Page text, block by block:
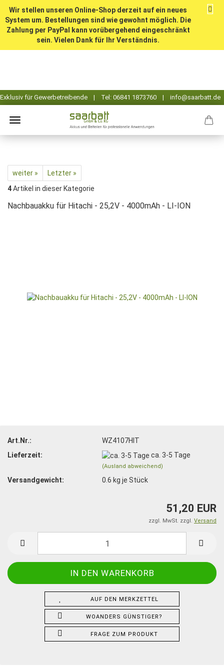
Wir stellen unseren Online-Shop derzeit auf ein neues
System um. Bestellungen sind wie gewohnt möglich. Die
Zahlung per PayPal kann vorübergehend eingeschränkt
sein. Vielen Dank für Ihr Verständnis.
weiter »
Letzter »
4Artikel in dieser Kategorie
Nachbauakku für Hitachi - 25,2V - 4000mAh - LI-ION
Art.Nr.:
WZ4107HIT
Lieferzeit:
ca. 3-5 Tage
(Ausland abweichend)
Versandgewicht: 0.6 kg je Stück
51,20 EUR
zzgl. MwSt. zzgl. Versand
AUF DEN MERKZETTEL
WOANDERS GÜNSTIGER?
FRAGE ZUM PRODUKT